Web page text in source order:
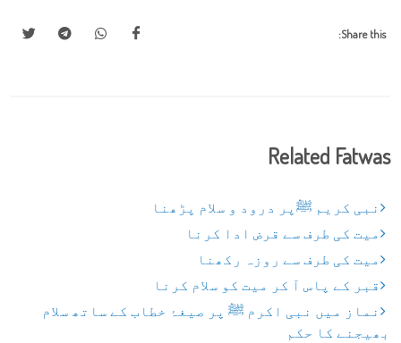
Share this:
Related Fatwas
نبی کریم ﷺپر درود و سلام پڑھنا
میت کی طرف سے قرض ادا کرنا
میت کی طرف سے روزہ رکھنا
قبر کے پاس آ کر میت کو سلام کرنا
نماز میں نبی اکرم ﷺ پر صیغۂ خطاب کے ساتھ سلام
بھیجنے کا حکم